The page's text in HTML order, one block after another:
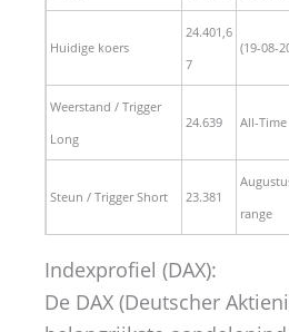
Huidige koers
24.401,6
7
(19-08-
Weerstand / Trigger
Long
24.639 All-
Steun / Trigger Short 23.381
range
Indexprofiel (DAX):
De DAX (Deutscher